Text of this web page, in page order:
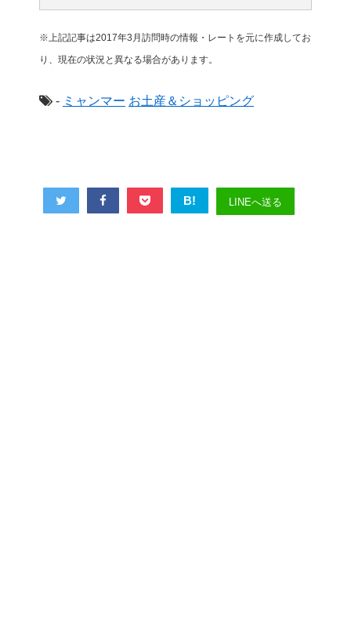
※上記記事は2017年3月訪問時の情報・レートを元に作成してお
り、現在の状況と異なる場合があります。
- ミャンマー お土産＆ショッピング
B! LINEへ送る